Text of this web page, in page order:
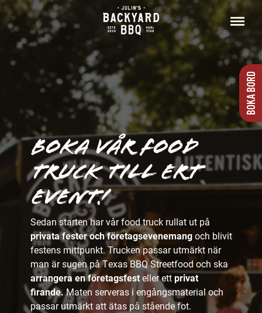
innehåll
Meny
Boka vår Food
truck till ert
event!
Sedan starten har vår food truck rullat ut på
privata fester och företagsevenemangoch blivit
festens mittpunkt. Trucken passar utmärkt när
man är sugen på Texas BBQ Streetfood och ska
arrangera en företagsfesteller ettprivat
firande.Maten serveras i engångsmaterial och
passar utmärkt att ätas på stående fot.
BOKA BORD